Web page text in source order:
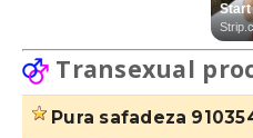
Transexual
pura safadeza